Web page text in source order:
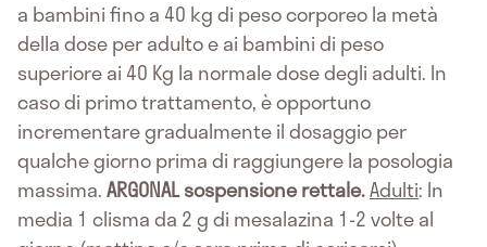
a bambini fino a 40 kg di peso corporeo la metà
della dose per adulto e ai bambini di peso
superiore ai 40 Kg la normale dose degli adulti. In
caso di primo trattamento, è opportuno
incrementare gradualmente il dosaggio per
qualche giorno prima di raggiungere la posologia
massima.ARGONAL sospensione rettale.Adulti: In
media 1 clisma da 2 g di mesalazina 1-2 volte al